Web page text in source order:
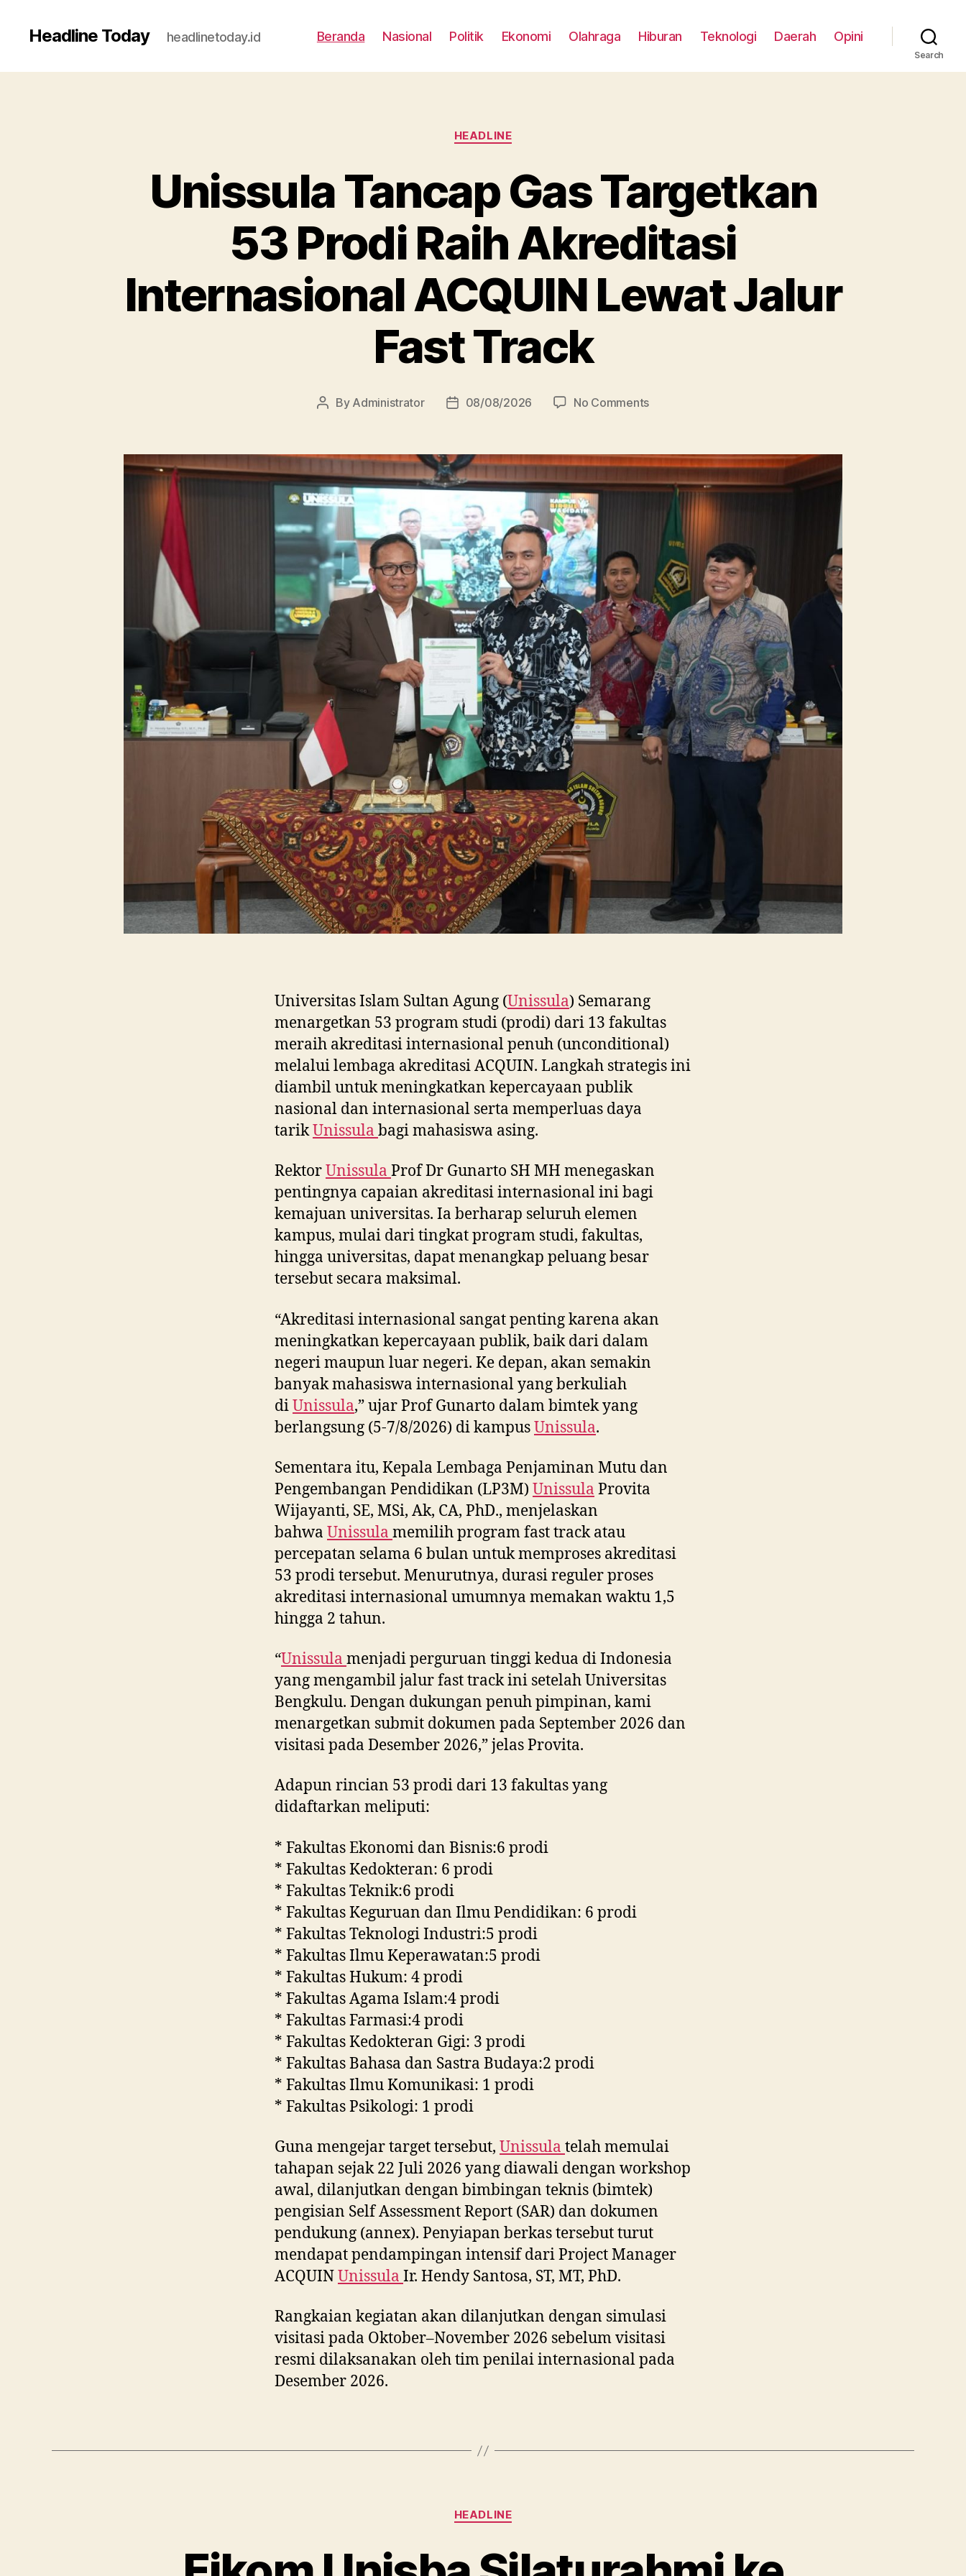
Headline Today headlinetoday.id Beranda Nasional Politik Ekonomi Olahraga Hiburan Teknologi Daerah Opini
Search
Categories
HEADLINE
Unissula Tancap Gas Targetkan
53 Prodi Raih Akreditasi
Internasional ACQUIN Lewat Jalur
Fast Track
Post
By Administrator
Post08/08/2026 No Commentson
Gas
Targetkan
53
Raih
Akreditasi
Internasional
ACQUIN
Lewat
Jalur
Fast
Track
Universitas Islam Sultan Agung (Unissula) Semarang
menargetkan 53 program studi (prodi) dari 13 fakultas
meraih akreditasi internasional penuh (unconditional)
melalui lembaga akreditasi ACQUIN. Langkah strategis ini
diambil untuk meningkatkan kepercayaan publik
nasional dan internasional serta memperluas daya
tarikUnissula bagi mahasiswa asing.
RektorUnissula Prof Dr Gunarto SH MH menegaskan
pentingnya capaian akreditasi internasional ini bagi
kemajuan universitas. Ia berharap seluruh elemen
kampus, mulai dari tingkat program studi, fakultas,
hingga universitas, dapat menangkap peluang besar
tersebut secara maksimal.
“Akreditasi internasional sangat penting karena akan
meningkatkan kepercayaan publik, baik dari dalam
negeri maupun luar negeri. Ke depan, akan semakin
banyak mahasiswa internasional yang berkuliah
diUnissula,” ujar Prof Gunarto dalam bimtek yang
berlangsung (5-7/8/2026) di kampusUnissula.
Sementara itu, Kepala Lembaga Penjaminan Mutu dan
Pengembangan Pendidikan (LP3M) Unissula Provita
Wijayanti, SE, MSi, Ak, CA, PhD., menjelaskan
bahwa Unissula memilih program fast track atau
percepatan selama 6 bulan untuk memproses akreditasi
53 prodi tersebut. Menurutnya, durasi reguler proses
akreditasi internasional umumnya memakan waktu 1,5
hingga 2 tahun.
“Unissula menjadi perguruan tinggi kedua di Indonesia
yang mengambil jalur fast track ini setelah Universitas
Bengkulu. Dengan dukungan penuh pimpinan, kami
menargetkan submit dokumen pada September 2026 dan
visitasi pada Desember 2026,” jelas Provita.
Adapun rincian 53 prodi dari 13 fakultas yang
didaftarkan meliputi:
* Fakultas Ekonomi dan Bisnis:6 prodi
* Fakultas Kedokteran: 6 prodi
* Fakultas Teknik:6 prodi
* Fakultas Keguruan dan Ilmu Pendidikan: 6 prodi
* Fakultas Teknologi Industri:5 prodi
* Fakultas Ilmu Keperawatan:5 prodi
* Fakultas Hukum: 4 prodi
* Fakultas Agama Islam:4 prodi
* Fakultas Farmasi:4 prodi
* Fakultas Kedokteran Gigi: 3 prodi
* Fakultas Bahasa dan Sastra Budaya:2 prodi
* Fakultas Ilmu Komunikasi: 1 prodi
* Fakultas Psikologi: 1 prodi
Guna mengejar target tersebut, Unissula telah memulai
tahapan sejak 22 Juli 2026 yang diawali dengan workshop
awal, dilanjutkan dengan bimbingan teknis (bimtek)
pengisian Self Assessment Report (SAR) dan dokumen
pendukung (annex). Penyiapan berkas tersebut turut
mendapat pendampingan intensif dari Project Manager
ACQUINUnissula Ir. Hendy Santosa, ST, MT, PhD.
Rangkaian kegiatan akan dilanjutkan dengan simulasi
visitasi pada Oktober–November 2026 sebelum visitasi
resmi dilaksanakan oleh tim penilai internasional pada
Desember 2026.
Categories
HEADLINE